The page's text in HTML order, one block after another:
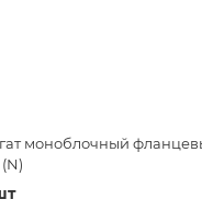
моноблочный